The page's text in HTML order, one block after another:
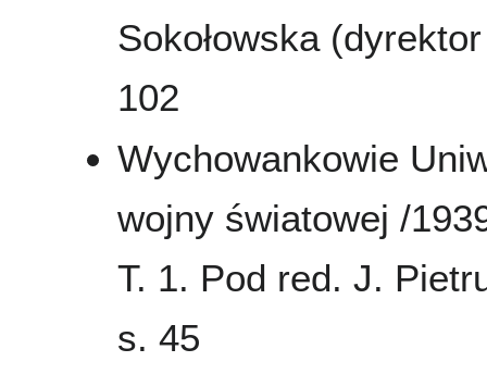
Sokołowska
102
Wychowankowie
wojny światowej /
T. 1. Pod red. J.
s. 45